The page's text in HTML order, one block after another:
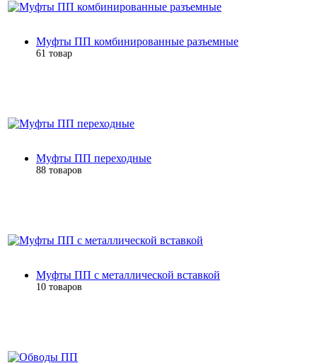
Муфты ПП комбинированные разъемные
61 товар
Муфты ПП переходные
88 товаров
Муфты ПП с металлической вставкой
10 товаров